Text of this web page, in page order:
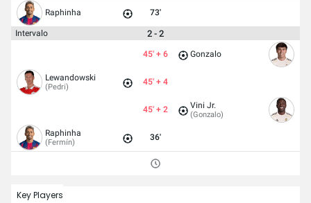
Raphinha 73'
Intervalo 2 - 2
45' + 6 Gonzalo
Lewandowski
(Pedri) 45' + 4
45' + 2 Vini Jr.
(Gonzalo)
Raphinha
(Fermín) 36'
Key Players